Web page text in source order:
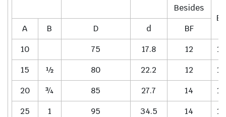
Besides
BF
A
B D d
BF
10
75 17.8 12
12
15
½ 80 22.2 12
12
20
¾ 85 27.7 14
14
25
1 95 34.5 14
14